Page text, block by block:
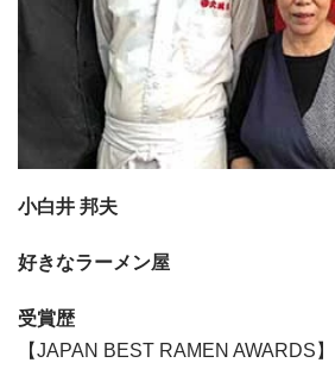
小白井 邦夫
好きなラーメン屋
受賞歴
【JAPAN BEST RAMEN AWARDS】